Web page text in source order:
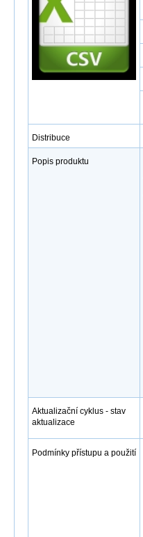
Distribuce
Popis produktu
Aktualizační cyklus - stav
aktualizace
Podmínky přístupu a použití